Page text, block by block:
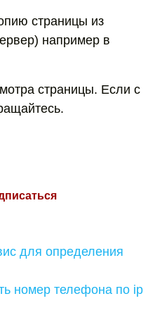
страницы из
например в
страницы. Если с
для определения
номер телефона по ip